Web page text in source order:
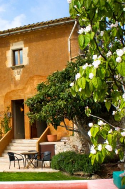
Técnicas y funcionales
Este sitio web utiliza Cookies
mejorar nuestros servicios. Si
instalación de las mismas. El
pudiendo, si así lo desea,
deberá tener en cuenta que
de la página web.
Analíticas y
Permiten realizar el
sitio web. La información
medición de la actividad de la
los usuarios con el fin de
que hacen los usuarios del
del usuario para mejorar la
experiencia a través de
Marketing y publicidad